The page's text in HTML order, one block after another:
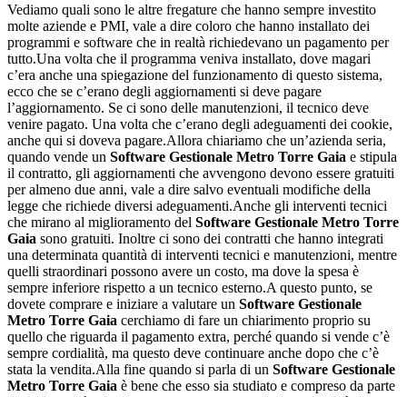
Vediamo quali sono le altre fregature che hanno sempre investito
molte aziende e PMI, vale a dire coloro che hanno installato dei
programmi e software che in realtà richiedevano un pagamento per
tutto.Una volta che il programma veniva installato, dove magari
c’era anche una spiegazione del funzionamento di questo sistema,
ecco che se c’erano degli aggiornamenti si deve pagare
l’aggiornamento. Se ci sono delle manutenzioni, il tecnico deve
venire pagato. Una volta che c’erano degli adeguamenti dei cookie,
anche qui si doveva pagare.Allora chiariamo che un’azienda seria,
quando vende un Software Gestionale Metro Torre Gaia e stipula
il contratto, gli aggiornamenti che avvengono devono essere gratuiti
per almeno due anni, vale a dire salvo eventuali modifiche della
legge che richiede diversi adeguamenti.Anche gli interventi tecnici
che mirano al miglioramento del Software Gestionale Metro Torre
Gaia sono gratuiti. Inoltre ci sono dei contratti che hanno integrati
una determinata quantità di interventi tecnici e manutenzioni, mentre
quelli straordinari possono avere un costo, ma dove la spesa è
sempre inferiore rispetto a un tecnico esterno.A questo punto, se
dovete comprare e iniziare a valutare un Software Gestionale
Metro Torre Gaia cerchiamo di fare un chiarimento proprio su
quello che riguarda il pagamento extra, perché quando si vende c’è
sempre cordialità, ma questo deve continuare anche dopo che c’è
stata la vendita.Alla fine quando si parla di un Software Gestionale
Metro Torre Gaia è bene che esso sia studiato e compreso da parte